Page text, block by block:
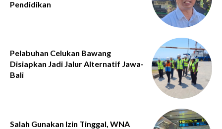
Pendidikan
Pelabuhan Celukan Bawang
Disiapkan Jadi Jalur Alternatif Jawa-
Bali
Salah Gunakan Izin Tinggal, WNA